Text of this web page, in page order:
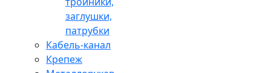
заглушки,
патрубки
Кабель-канал
Крепеж